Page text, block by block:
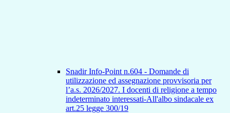
Snadir Info-Point n.604 - Domande di
utilizzazione ed assegnazione provvisoria per
l’a.s. 2026/2027. I docenti di religione a tempo
indeterminato interessati-All'albo sindacale ex
art.25 legge 300/19